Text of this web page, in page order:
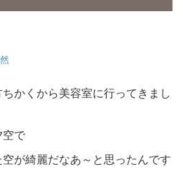
かくから美容室に行ってきまし
空で
が綺麗だなあ～と思ったんです